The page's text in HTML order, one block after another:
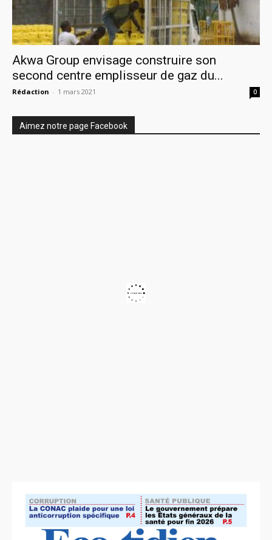
Akwa Group envisage construire son
second centre emplisseur de gaz du...
Rédaction - 1 mars 2021 0
Aimez notre page Facebook